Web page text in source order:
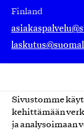
Sivustomme
kehittämään
ja analysoimaan
Finland
Avainlippu